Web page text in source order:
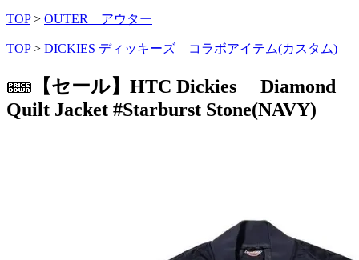
TOP > OUTER アウター
TOP > DICKIES ディッキーズ コラボアイテム(カスタム)
【セール】HTC Dickies Diamond
Quilt Jacket #Starburst Stone(NAVY)